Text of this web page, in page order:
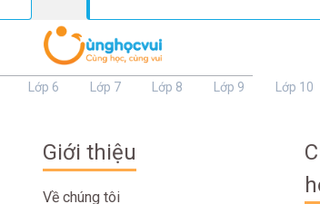
Lớp 6 Lớp 7 Lớp 8 Lớp 9 Lớp 10
Giới thiệu
Về chúng tôi